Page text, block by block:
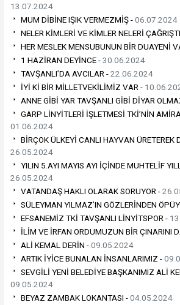
13.07.2024
MUM DİBİNE IŞIK VERMEZMİŞ -06.07.2024
NELER KİMLERİ VE KİMLER NELERİ
HER MESLEK MENSUBUNUN BİR DUAYENİ
1 HAZİRAN DEYİNCE -30.06.2024
TAVŞANLI’DA AVCILAR -22.06.2024
İYİ Kİ BİR MİLLETVEKİLİMİZ VAR -
ANNE GİBİ YAR TAVŞANLI GİBİ DİYAR
GARP LİNYİTLERİ İŞLETMESİ TKİ’NİN
01.06.2024
BİRÇOK ÜLKEYİ CANLI HAYVAN ÜRETEREK
26.05.2024
YILIN 5.AYI MAYIS AYI İÇİNDE MUHTELİF
26.05.2024
VATANDAŞ HAKLI OLARAK SORUYOR -
SÜLEYMAN YILMAZ’IN GÖZLERİNDEN
EFSANEMİZ TKİ TAVŞANLI LİNYİTSPOR -
İLİM VE İRFAN ORDUMUZUN BİR ÇINARINI
ALİ KEMAL DERİN -09.05.2024
ARTIK İYİCE BUNALAN İNSANLARIMIZ -
SEVGİLİ YENİ BELEDİYE BAŞKANIMIZ ALİ
09.05.2024
BEYAZ ZAMBAK LOKANTASI -04.05.2024